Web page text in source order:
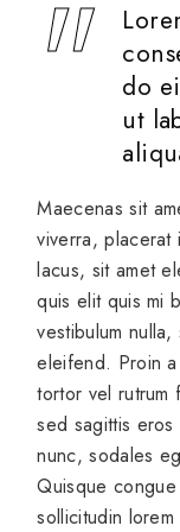
do
ut
Maecenas sit
viverra, placerat
lacus, sit amet
quis elit quis mi
vestibulum
eleifend. Proin
tortor vel rutrum
sed sagittis
nunc, sodales
Quisque
sollicitudin